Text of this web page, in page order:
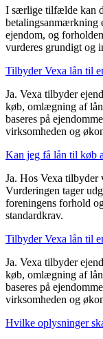
I særlige tilfælde kan
betalingsanmærkning
ejendom, og
vurderes grundigt og
Tilbyder Vexa lån til
Ja. Vexa tilbyder
køb, omlægning af
baseres på
virksomheden og
Kan jeg få lån til køb
Ja. Hos Vexa tilbyder
Vurderingen tager
foreningens forhold
standardkrav.
Tilbyder Vexa lån til
Ja. Vexa tilbyder
køb, omlægning af
baseres på
virksomheden og
Hvilke oplysninger